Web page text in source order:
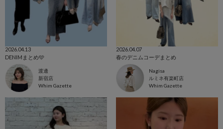
2026.04.13
DENIMまとめ🩵
渡邊
新宿店
Whim Gazette
2026.04.07
春のデニムコーデまとめ
Nagisa
ルミネ有楽町店
Whim Gazette